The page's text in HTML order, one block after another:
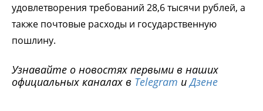
удовлетворения требований 28,6 тысячи рублей, а
также почтовые расходы и государственную
пошлину.
Узнавайте о новостях первыми в наших
официальных каналах в Telegram иДзене